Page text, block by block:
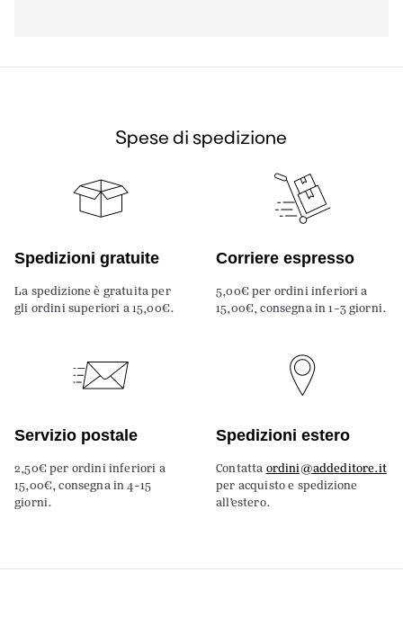
Spese di spedizione
Spedizioni gratuite
La spedizione è gratuita per
gli ordini superiori a 15,00€.
Corriere espresso
5,00€ per ordini inferiori a
15,00€, consegna in 1-3 giorni.
Servizio postale
2,50€ per ordini inferiori a
15,00€, consegna in 4-15
giorni.
Spedizioni estero
Contatta ordini@addeditore.it
per acquisto e spedizione
all’estero.